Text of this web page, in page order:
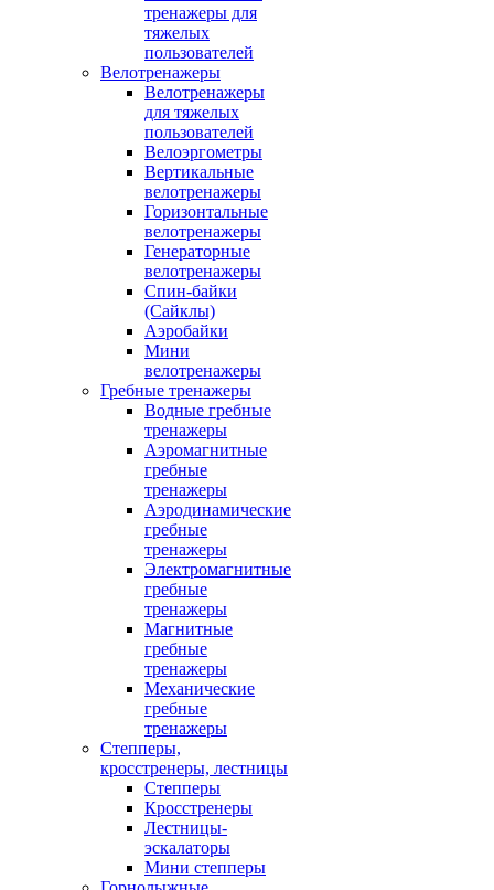
тренажеры для
тяжелых
пользователей
Велотренажеры
Велотренажеры
для тяжелых
пользователей
Велоэргометры
Вертикальные
велотренажеры
Горизонтальные
велотренажеры
Генераторные
велотренажеры
Спин-байки
(Сайклы)
Аэробайки
Мини
велотренажеры
Гребные тренажеры
Водные гребные
тренажеры
Аэромагнитные
гребные
тренажеры
Аэродинамические
гребные
тренажеры
Электромагнитные
гребные
тренажеры
Магнитные
гребные
тренажеры
Механические
гребные
тренажеры
Степперы,
кросстренеры, лестницы
Степперы
Кросстренеры
Лестницы-
эскалаторы
Мини степперы